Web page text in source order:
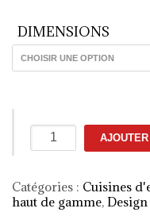
DIMENSIONS
quantité
murale
KRAKATOA
Catégories : Cuisines
haut de gamme,